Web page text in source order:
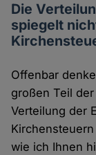
Die
spiegelt
Offenbar
großen Teil
Verteilung der
wie ich Ihnen